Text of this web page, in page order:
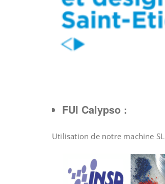
FUI Calypso :
Utilisation de notre machine